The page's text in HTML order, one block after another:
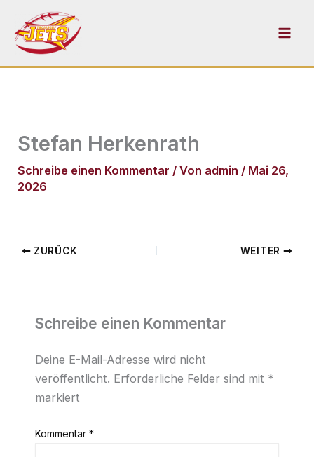
Inhalt
springen
Stefan Herkenrath
Schreibe einen Kommentar / Von admin / Mai 26,
2026
ZURÜCK WEITER
Schreibe einen Kommentar
Deine E-Mail-Adresse wird nicht
veröffentlicht. Erforderliche Felder sind mit *
markiert
Kommentar *